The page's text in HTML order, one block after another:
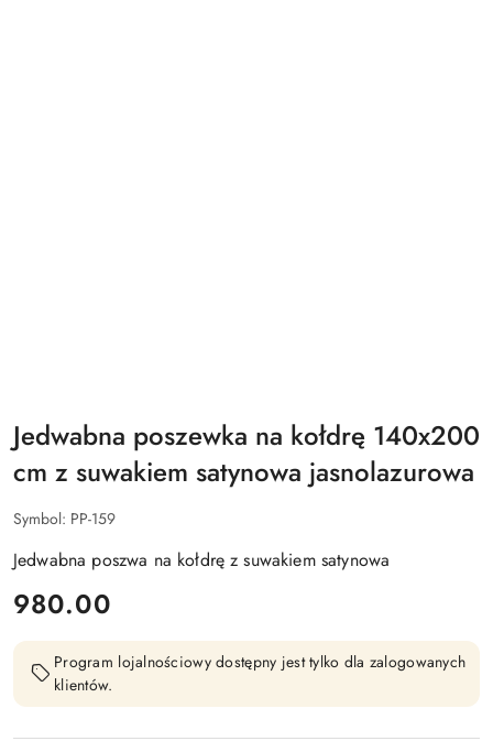
Jedwabna poszewka na kołdrę 140x200
cm z suwakiem satynowa jasnolazurowa
Symbol: PP-159
Jedwabna poszwa na kołdrę z suwakiem satynowa
cena:
980.00
Program lojalnościowy dostępny jest tylko dla zalogowanych
klientów.